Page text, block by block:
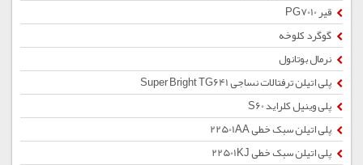
قیر PG7010
گوگرد کلوخه
نرمال بوتانول
پلی اتیلن ترفتالات نساجی Super Bright TG641
پلی وینیل کلراید S60
پلی اتیلن سبک خطی 22501AA
پلی اتیلن سبک خطی 22501KJ